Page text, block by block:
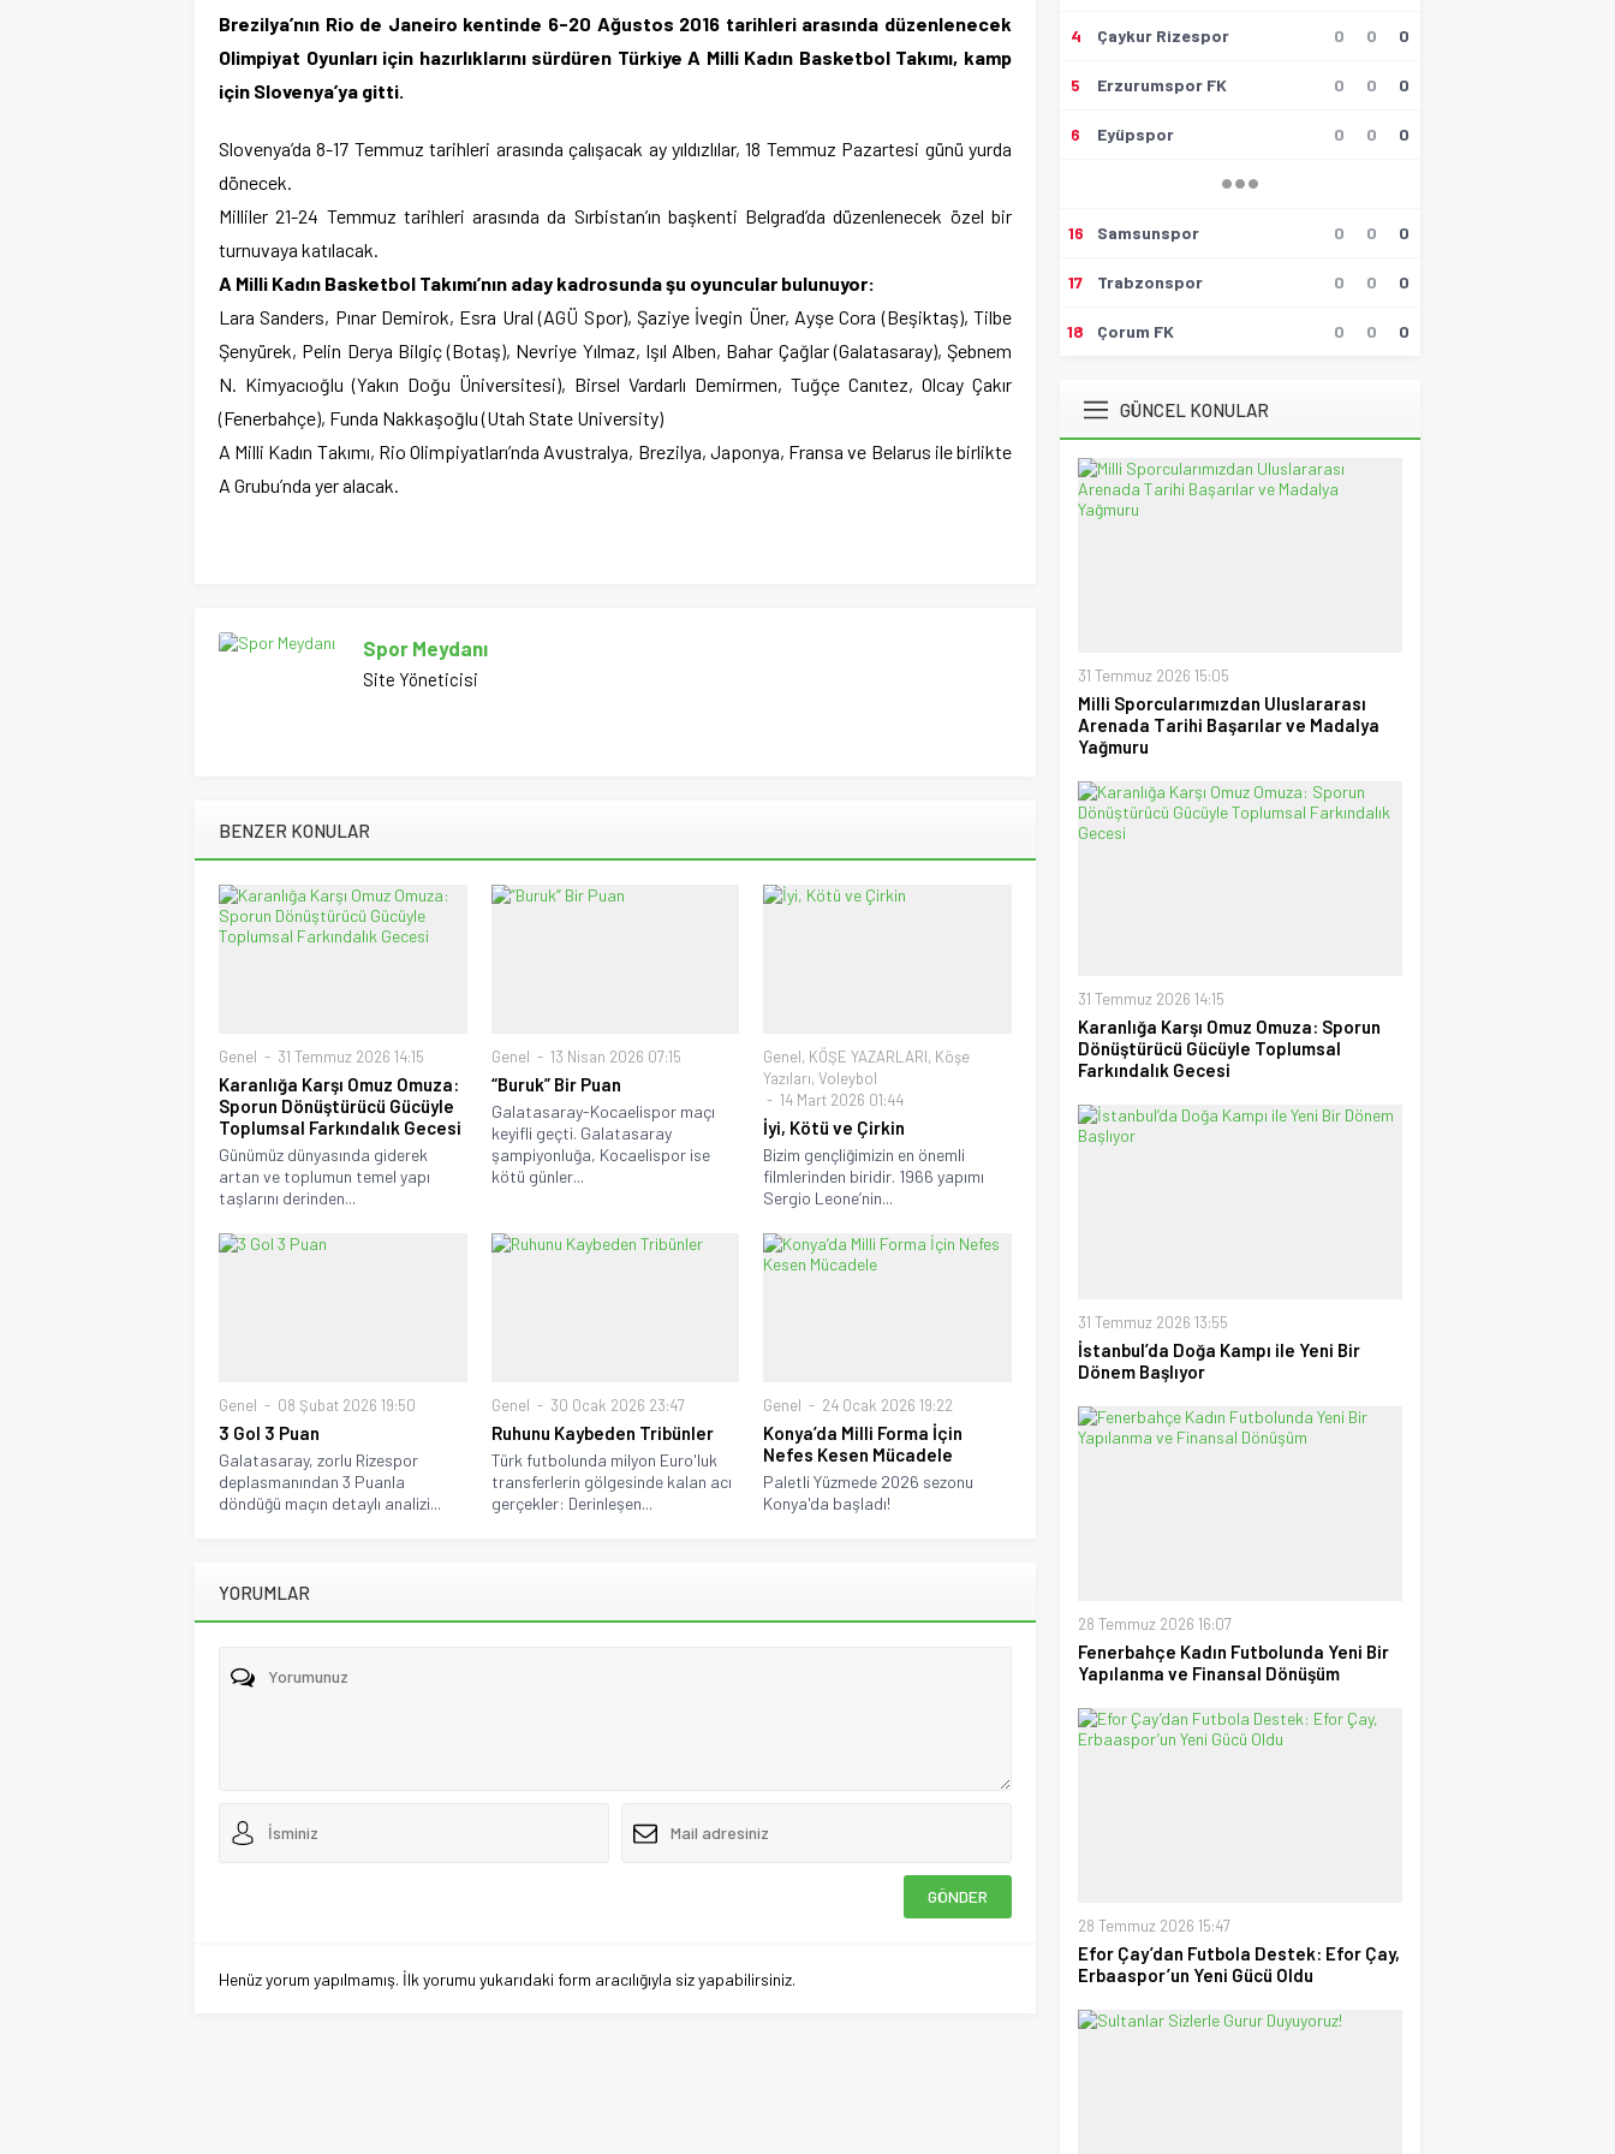
Brezilya’nın Rio de Janeiro kentinde 6-20 Ağustos 2016 tarihleri arasında düzenlenecek
Olimpiyat Oyunları için hazırlıklarını sürdüren Türkiye A Milli Kadın Basketbol Takımı, kamp
için Slovenya’ya gitti.
Slovenya’da 8-17 Temmuz tarihleri arasında çalışacak ay yıldızlılar, 18 Temmuz Pazartesi günü yurda
dönecek.
Milliler 21-24 Temmuz tarihleri arasında da Sırbistan’ın başkenti Belgrad’da düzenlenecek özel bir
turnuvaya katılacak.
A Milli Kadın Basketbol Takımı’nın aday kadrosunda şu oyuncular bulunuyor:
Lara Sanders, Pınar Demirok, Esra Ural (AGÜ Spor), Şaziye İvegin Üner, Ayşe Cora (Beşiktaş), Tilbe
Şenyürek, Pelin Derya Bilgiç (Botaş), Nevriye Yılmaz, Işıl Alben, Bahar Çağlar (Galatasaray), Şebnem
N. Kimyacıoğlu (Yakın Doğu Üniversitesi), Birsel Vardarlı Demirmen, Tuğçe Canıtez, Olcay Çakır
(Fenerbahçe), Funda Nakkaşoğlu (Utah State University)
A Milli Kadın Takımı, Rio Olimpiyatları’nda Avustralya, Brezilya, Japonya, Fransa ve Belarus ile birlikte
A Grubu’nda yer alacak.
Spor Meydanı
Site Yöneticisi
BENZER KONULAR
Genel 31 Temmuz 2026 14:15
Karanlığa Karşı Omuz Omuza:
Sporun Dönüştürücü Gücüyle
Toplumsal Farkındalık Gecesi
Günümüz dünyasında giderek
artan ve toplumun temel yapı
taşlarını derinden...
Genel 13 Nisan 2026 07:15
“Buruk” Bir Puan
Galatasaray-Kocaelispor maçı
keyifli geçti. Galatasaray
şampiyonluğa, Kocaelispor ise
kötü günler...
Genel, KÖŞE YAZARLARI, Köşe
Yazıları,Voleybol
14 Mart 2026 01:44
İyi, Kötü ve Çirkin
Bizim gençliğimizin en önemli
filmlerinden biridir. 1966 yapımı
Sergio Leone’nin...
Genel 08 Şubat 2026 19:50
3 Gol 3 Puan
Galatasaray, zorlu Rizespor
deplasmanından 3 Puanla
döndüğü maçın detaylı analizi...
Genel 30 Ocak 2026 23:47
Ruhunu Kaybeden Tribünler
Türk futbolunda milyon Euro'luk
transferlerin gölgesinde kalan acı
gerçekler: Derinleşen...
Genel 24 Ocak 2026 19:22
Konya’da Milli Forma İçin
Nefes Kesen Mücadele
Paletli Yüzmede 2026 sezonu
Konya'da başladı!
YORUMLAR
Henüz yorum yapılmamış. İlk yorumu yukarıdaki form aracılığıyla siz yapabilirsiniz.
Hüseyin Tokmak
17 Mayıs 2026 23:00
Yönetecek Hakemler Belli
UEFA Son 16 Turu’nda
Selçuk Tuna
Atatürk’ün Kızları
28 Temmuz 2026 12:40
Spor Meydanı
28 Temmuz 2026 15:15
Ufuk Ağca
4 Çaykur Rizespor 0 0 0
5 Erzurumspor FK 0 0 0
6 Eyüpspor 0 0 0
16 Samsunspor 0 0 0
17 Trabzonspor 0 0 0
18 Çorum FK 0 0 0
GÜNCEL KONULAR
31 Temmuz 2026 15:05
Milli Sporcularımızdan Uluslararası
Arenada Tarihi Başarılar ve Madalya
Yağmuru
31 Temmuz 2026 14:15
Karanlığa Karşı Omuz Omuza: Sporun
Dönüştürücü Gücüyle Toplumsal
Farkındalık Gecesi
31 Temmuz 2026 13:55
İstanbul’da Doğa Kampı ile Yeni Bir
Dönem Başlıyor
28 Temmuz 2026 16:07
Fenerbahçe Kadın Futbolunda Yeni Bir
Yapılanma ve Finansal Dönüşüm
28 Temmuz 2026 15:47
Efor Çay’dan Futbola Destek: Efor Çay,
Erbaaspor’un Yeni Gücü Oldu